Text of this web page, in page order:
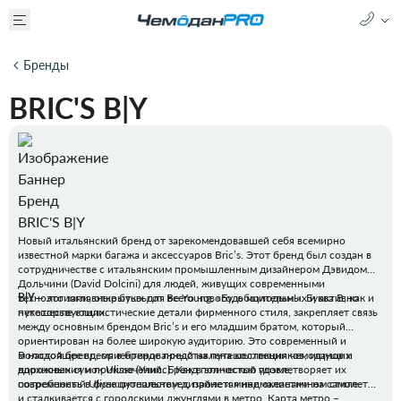
Бренды
BRIC'S B|Y
Новый итальянский бренд от зарекомендовавшей себя всемирно
известной марки багажа и аксессуаров Bric’s. Этот бренд был создан в
сотрудничестве с итальянским промышленным дизайнером Дэвидом
Дольчини (David Dolcini) для людей, живущих современными
технологиями, открытых для всего нового, общительных и активно
путешествующих.
B|Y– это заглавные буквы от Be Young, «Будь молодым!». Буква B, как и
некоторые стилистические детали фирменного стиля, закрепляет связь
между основным брендом Bric’s и его младшим братом, который
ориентирован на более широкую аудиторию. Это современный и
молодой бренд, ориентированный на путешественников, ищущих
вдохновения и приключений. Бренд полностью удовлетворяет их
потребность в функциональном дизайне и минималистичном стиле.
В настоящее время в бренде представлена коллекция чемоданов и
дорожных сумок Ulisse (Улисс). Как в эпической поэме,
современный Ulisse путешествует, пролетая над океанами на самолете
и сталкивается с городскими джунглями в метро. Карта метро –